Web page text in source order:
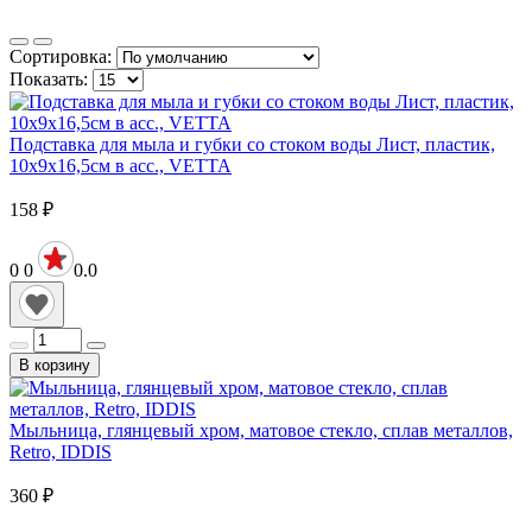
Сортировка:
Показать:
Подставка для мыла и губки со стоком воды Лист, пластик,
10х9х16,5см в асс., VETTA
158 ₽
0 0 0.0
В корзину
Мыльница, глянцевый хром, матовое стекло, сплав металлов,
Retro, IDDIS
360 ₽